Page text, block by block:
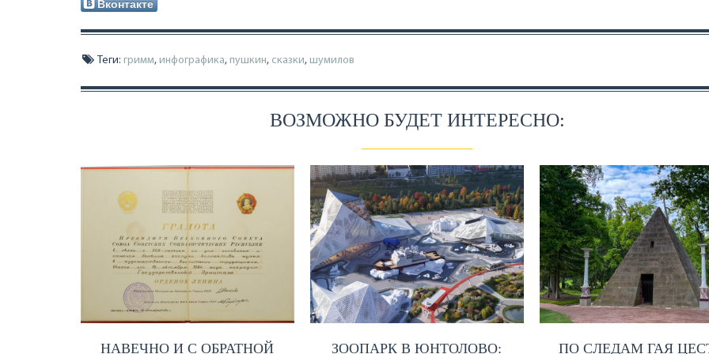
Теги: гримм, инфографика, пушкин, сказки, шумилов
ВОЗМОЖНО БУДЕТ ИНТЕРЕСНО:
НАВЕЧНО И С ОБРАТНОЙ ЗООПАРК В ЮНТОЛОВО: ПО СЛЕДАМ ГАЯ